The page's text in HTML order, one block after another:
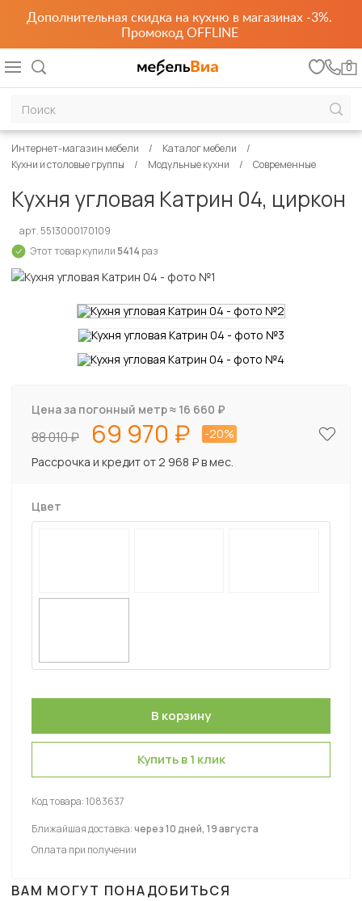
Дополнительная скидка на кухню в магазинах -3%.
Промокод OFFLINE
0
Интернет-магазин мебели
Каталог мебели
Кухни и столовые группы
Модульные кухни Современные
Кухня угловая Катрин 04, циркон
арт. 5513000170109
Этот товар купили 5414 раз
Цена за погонный метр ≈ 16 660 ₽
88 010 69 970
-20%
Рассрочка и кредит от 2 968 ₽ в мес.
Цвет
Купить в 1 клик
Код товара:1083637
Ближайшая доставка:через 10 дней, 19 августа
Оплата при получении
ВАМ МОГУТ ПОНАДОБИТЬСЯ